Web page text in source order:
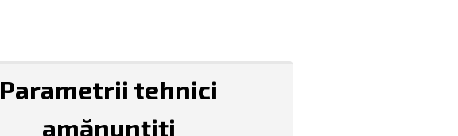
Parametrii tehnici
amănunțiți